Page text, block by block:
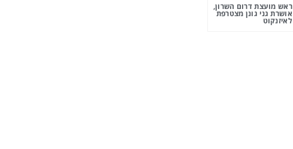
ראש מועצת דרום השרון,
אושרת גני גונן מצטרפת
לאיזנקוט